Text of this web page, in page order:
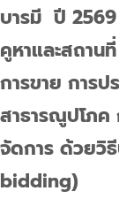
บารมี ปี
คูหาและสถาน
การขาย การป
สาธารณูปโภค
จัดการ ด้วยวิ
bidding)